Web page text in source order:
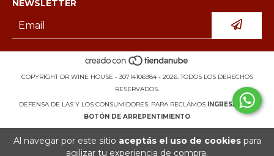
Al navegar por este sitio aceptás el uso de cookiespara
agilizar tu experiencia de compra.
NEWSLETTER
COPYRIGHT DR WINE HOUSE - 30714106984 - 2026. TODOS LOS DERECHOS
RESERVADOS.
DEFENSA DE LAS Y LOS CONSUMIDORES. PARA RECLAMOS INGRESÁ ACÁ.
BOTÓN DE ARREPENTIMIENTO